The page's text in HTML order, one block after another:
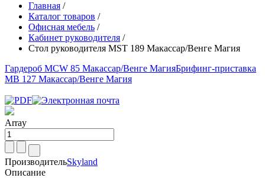
Главная /
Каталог товаров /
Офисная мебель /
Кабинет руководителя /
Стол руководителя MST 189 Макассар/Венге Магия
Гардероб MCW 85 Макассар/Венге МагияБрифинг-приставка
MB 127 Макассар/Венге Магия
Array
ПроизводительSkyland
Описание